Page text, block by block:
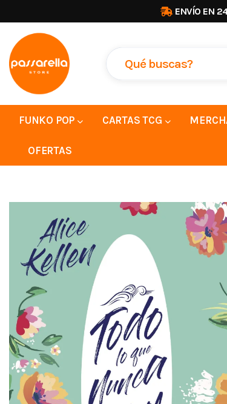
ENVÍO EN
FUNKO POP CARTAS TCG
OFERTAS